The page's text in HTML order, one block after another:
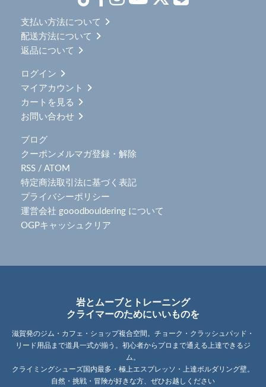
支払い方法について
配送方法について
返品について
ログイン
マイアカウント
カートを見る
お問い合わせ
ブログ
クーポンメルマガ登録・解除
RSS / ATOM
特定商法取引法に基づく表記
プライバシーポリシー
運営会社 gooodbouldering について
OGPキャッシュクリア
岩とムーブとトレーニング
クライマーのためにいいものを
滋賀発のジム・カフェ・ショップ複合空間。チョーク・クラッシュパッド・
リード用品まで道具一式が揃う。初心者からプロまで通える上達できるジ
ム。
クライミングシューズ国内最多・極上エスプレッソ・上達ボルダリング壁。
自然・挑戦・冒険が好きな方、ぜひお越しください